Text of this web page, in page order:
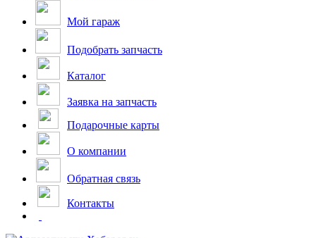
Мой гараж
Подобрать запчасть
Каталог
Заявка на запчасть
Подарочные карты
О компании
Обратная связь
Контакты